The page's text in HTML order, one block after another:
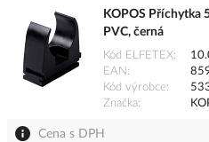
KOPOS Příchytka
PVC, černá
Kód ELFETEX
EAN
Kód výrobce
Značka
Cena s DPH